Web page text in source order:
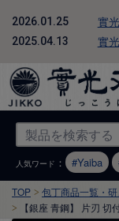
2026.01.25 實
2025.04.13 實
人気ワード ： Yaiba
TOP 包丁商品一覧・研
【銀座 青鋼】 片刃 切